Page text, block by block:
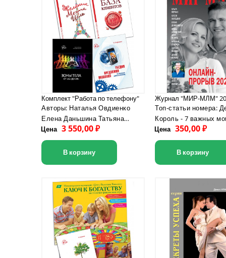
Комплект "Работа по телефону"
Авторы: Наталья Овдиенко
Елена Даньшина Татьяна
Сафонова Валентин Ковалев
Александр Ильинский
Цена 3 550,00 ₽
В корзину
Журнал "МИР-МЛМ"
Топ-статьи номера: Денис
Король - 7 важных
моего старта Андрей и Татьяна
Смоляги - Онлайн-
Бурлящая энергия и
Цена 350,00 ₽
В корзину